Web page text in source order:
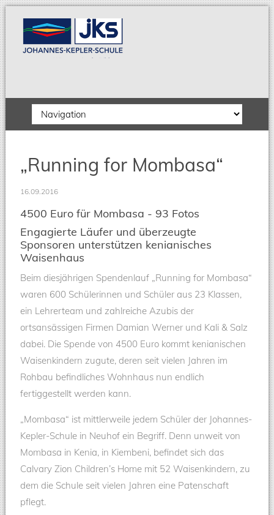
Zielseite
„Running for Mombasa“
16.09.2016
4500 Euro für Mombasa - 93 Fotos
Engagierte Läufer und überzeugte
Sponsoren unterstützen kenianisches
Waisenhaus
Beim diesjährigen Spendenlauf „Running for Mombasa“
waren 600 Schülerinnen und Schüler aus 23 Klassen,
ein Lehrerteam und zahlreiche Azubis der
ortsansässigen Firmen Damian Werner und Kali & Salz
dabei. Die Spende von 4500 Euro kommt kenianischen
Waisenkindern zugute, deren seit vielen Jahren im
Rohbau befindliches Wohnhaus nun endlich
fertiggestellt werden kann.
„Mombasa“ ist mittlerweile jedem Schüler der Johannes-
Kepler-Schule in Neuhof ein Begriff. Denn unweit von
Mombasa in Kenia, in Kiembeni, befindet sich das
Calvary Zion Children’s Home mit 52 Waisenkindern, zu
dem die Schule seit vielen Jahren eine Patenschaft
pflegt.